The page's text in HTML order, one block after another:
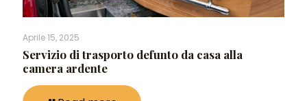
Aprile 15, 2025
Servizio di trasporto defunto da casa alla
camera ardente